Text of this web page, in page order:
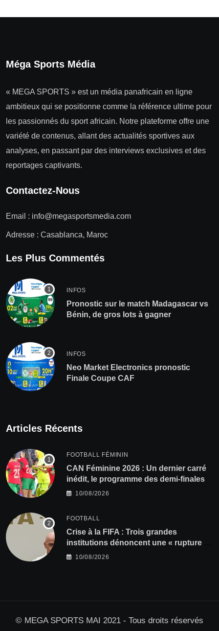
Méga Sports Média
« MEGA SPORTS » est un média panafricain en ligne
ambitieux qui se positionne comme la référence ultime pour
les passionnés du sport africain. Notre plateforme offre une
variété de contenus, allant des actualités sportives aux
analyses, en passant par des interviews exclusives et des
reportages captivants.
Contactez-Nous
Email : info@megasportsmedia.com
Adresse : Casablanca, Maroc
Les Plus Commentés
INFOS
Pronostic sur le match Madagascar vs
Bénin, de gros lots à gagner
INFOS
Neo Market Electronics pronostic
Finale Coupe CAF
Articles Récents
FOOTBALL FÉMININ
CAN Féminine 2026 : Un dernier carré
inédit, le programme des demi-finales
10/08/2026
FOOTBALL
Crise à la FIFA : Trois grandes
institutions dénoncent une « rupture de
confiance »
10/08/2026
© MEGA SPORTS MAI 2021 - Tous droits réservés